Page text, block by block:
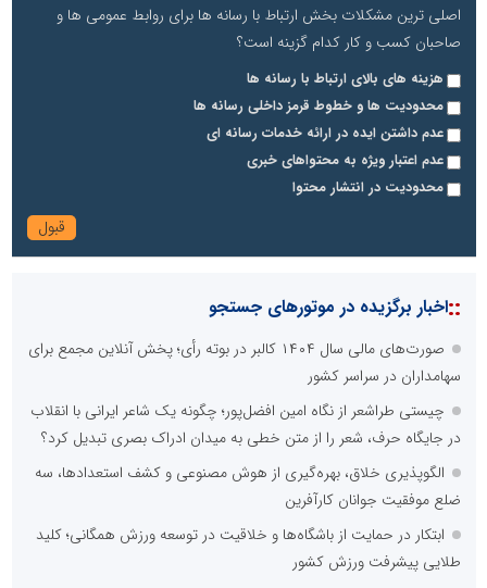
اصلی ترین مشکلات بخش ارتباط با رسانه ها برای روابط عمومی ها و
صاحبان کسب و کار کدام گزینه است؟
هزینه های بالای ارتباط با رسانه ها
محدودیت ها و خطوط قرمز داخلی رسانه ها
عدم داشتن ایده در ارائه خدمات رسانه ای
عدم اعتبار ویژه به محتواهای خبری
محدودیت در انتشار محتوا
::اخبار برگزیده در موتورهای جستجو
صورت‌های مالی سال ۱۴۰۴ کالبر در بوته رأی؛ پخش آنلاین مجمع برای
سهامداران در سراسر کشور
چیستی طراشعر از نگاه امین افضل‌پور؛ چگونه یک شاعر ایرانی با انقلاب
در جایگاه حرف، شعر را از متن خطی به میدان ادراک بصری تبدیل کرد؟
الگوپذیری خلاق، بهره‌گیری از هوش مصنوعی و کشف استعدادها، سه
ضلع موفقیت جوانان کارآفرین
ابتکار در حمایت از باشگاه‌ها و خلاقیت در توسعه ورزش همگانی؛ کلید
طلایی پیشرفت ورزش کشور